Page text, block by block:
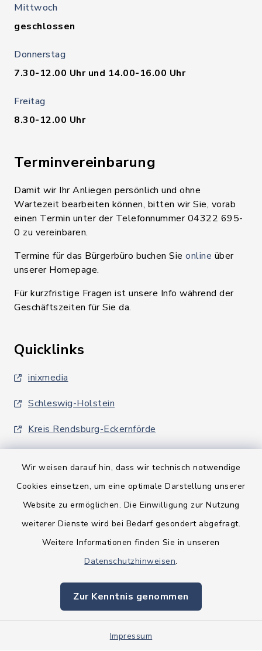
Wir weisen darauf hin, dass wir technisch notwendige
Cookies einsetzen, um eine optimale Darstellung unserer
Website zu ermöglichen. Die Einwilligung zur Nutzung
weiterer Dienste wird bei Bedarf gesondert abgefragt.
Weitere Informationen finden Sie in unseren
Datenschutzhinweisen.
Zur Kenntnis genommen
Impressum
Mittwoch
geschlossen
Donnerstag
7.30-12.00 Uhr und 14.00-16.00 Uhr
Freitag
8.30-12.00 Uhr
Terminvereinbarung
Damit wir Ihr Anliegen persönlich und ohne
Wartezeit bearbeiten können, bitten wir Sie, vorab
einen Termin unter der Telefonnummer 04322 695-
0 zu vereinbaren.
Termine für das Bürgerbüro buchen Sie online über
unserer Homepage.
Für kurzfristige Fragen ist unsere Info während der
Geschäftszeiten für Sie da.
Quicklinks
inixmedia
Schleswig-Holstein
Kreis Rendsburg-Eckernförde
Barrierefreiheit
Sitemap